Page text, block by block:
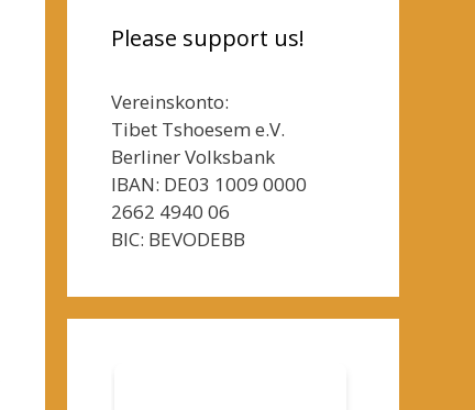
Please support us!
Vereinskonto:
Tibet Tshoesem e.V.
Berliner Volksbank
IBAN: DE03 1009 0000
2662 4940 06
BIC: BEVODEBB